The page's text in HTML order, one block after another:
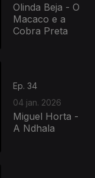
Olinda Beja - O
Macaco e a
Cobra Preta
Ep. 34
04 jan. 2026
Miguel Horta -
A Ndhala